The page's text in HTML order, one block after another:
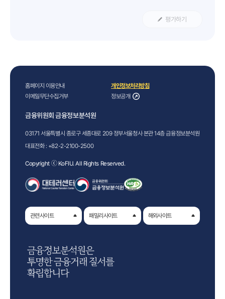
평가하기
홈페이지 이용안내
개인정보처리방침
이메일무단수집거부
정보공개
금융위원회 금융정보분석원
03171 서울특별시 종로구 세종대로 209 정부서울청사 본관 14층 금융정보분석원
대표전화 : +82-2-2100-2500
Copyright ⓒ KoFIU. All Rights Reserved.
관련사이트 패밀리사이트 해외사이트